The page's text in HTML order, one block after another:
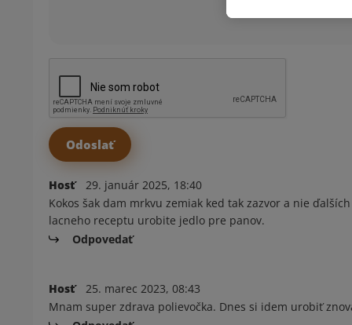
Hosť
29. január 2025, 18:40
Kokos šak dam mrkvu zemiak ked tak zazvor a nie
lacneho receptu urobite jedlo pre panov.
Odpovedať
Hosť
25. marec 2023, 08:43
Mnam super zdrava polievočka. Dnes si idem urobiť